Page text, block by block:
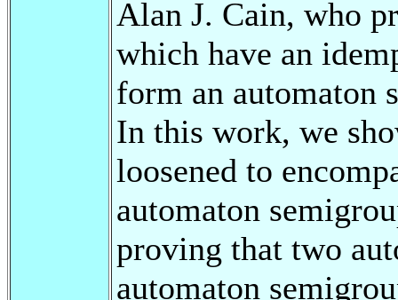
Alan J. Cain, who
which have an
form an automaton
In this work, we
loosened to
automaton
proving that two
automaton